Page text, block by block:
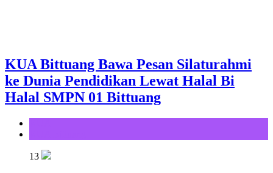
KUA Bittuang Bawa Pesan Silaturahmi
ke Dunia Pendidikan Lewat Halal Bi
Halal SMPN 01 Bittuang
13